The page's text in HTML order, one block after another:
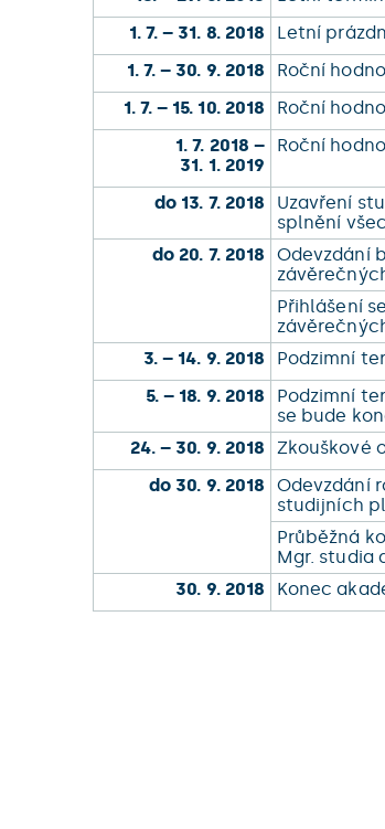
1. 7. – 31. 8. 2018
Letní
1. 7. – 30. 9. 2018
Roční
1. 7. – 15. 10. 2018
Roční
1. 7. 2018 –
31. 1. 2019
Roční
do 13. 7. 2018
Uzavření
splnění
do 20. 7. 2018
Odevzdání
Přihlášení
3. – 14. 9. 2018
Podzimní
5. – 18. 9. 2018
Podzimní
se bude
24. – 30. 9. 2018
Zkouškové
do 30. 9. 2018
Odevzdání
studijních
Průběžná
Mgr. studia
30. 9. 2018
Konec